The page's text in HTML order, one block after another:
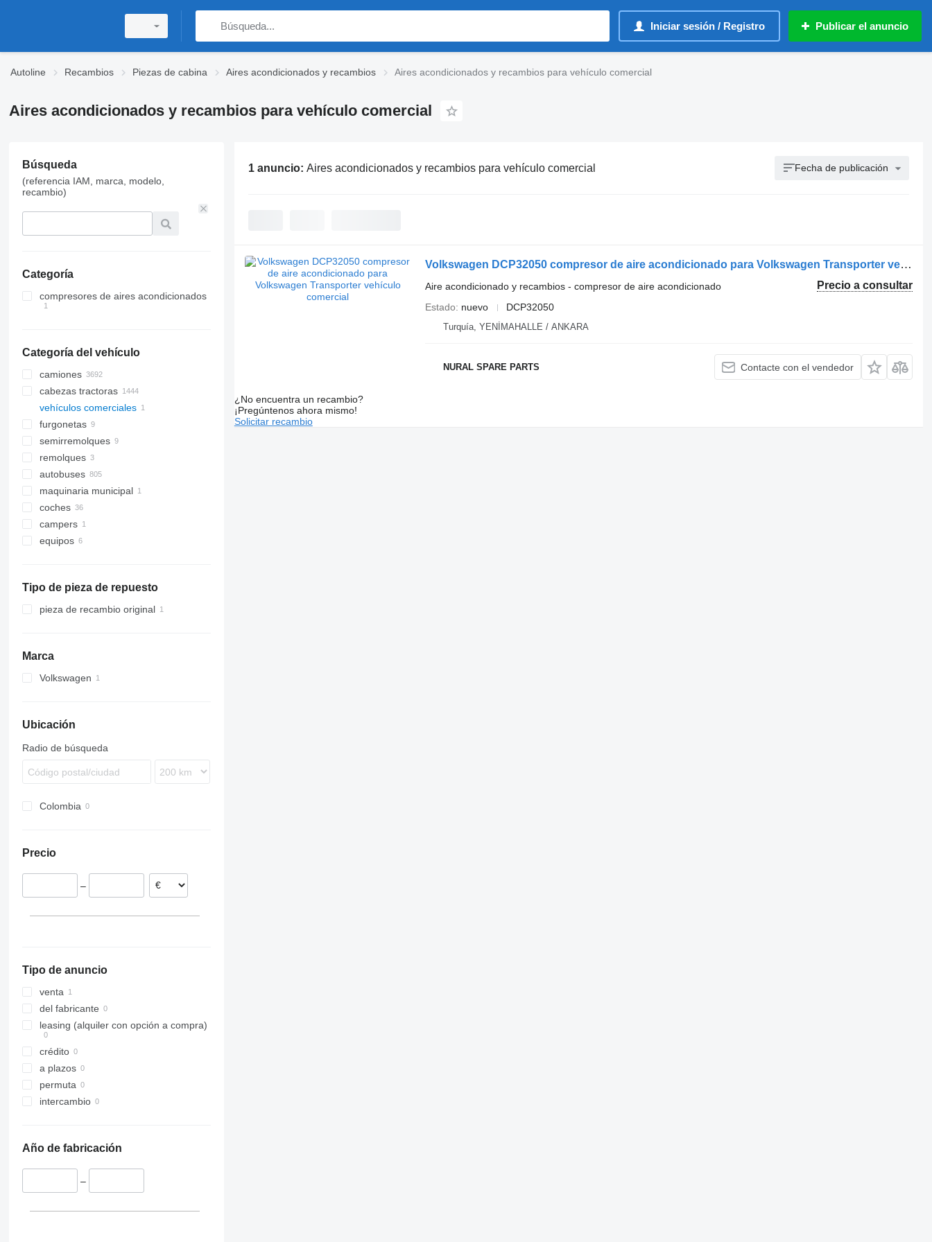
Iniciar sesión / Registro Publicar el anuncio
Autoline Recambios Piezas de cabina Aires acondicionados y recambios Aires acondicionados y recambios para vehículo comercial
Aires acondicionados y recambios para vehículo comercial
Búsqueda
(referencia IAM, marca, modelo,
recambio)
Categoría
compresores de aires acondicionados
Categoría del vehículo
camiones
cabezas tractoras
vehículos comerciales
furgonetas
semirremolques
remolques
autobuses
maquinaria municipal
vehículos municipales
camiones de basura
coches
campers
equipos
equipos frigoríficos
Tipo de pieza de repuesto
pieza de recambio original
Marca
Volkswagen
Ubicación
Radio de búsqueda
Colombia
Precio
–
Tipo de anuncio
venta
del fabricante
leasing (alquiler con opción a compra)
crédito
a plazos
permuta
intercambio
Año de fabricación
–
1 anuncio: Aires acondicionados y recambios para vehículo comercial Fecha de publicación
Volkswagen DCP32050 compresor de aire acondicionado para Volkswagen Transporter vehículo comercial
Precio a consultar
Aire acondicionado y recambios - compresor de aire acondicionado
Estado
nuevo DCP32050
Turquía, YENİMAHALLE / ANKARA
NURAL SPARE PARTS Contacte con el vendedor
¿No encuentra un recambio?
¡Pregúntenos ahora mismo!
Solicitar recambio